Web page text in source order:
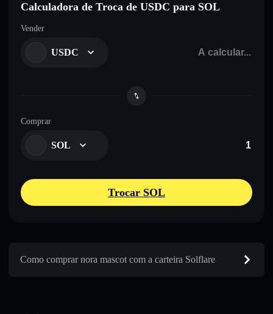
Calculadora de Troca de USDC para SOL
Vender
USDC
Comprar
SOL
Trocar SOL
Como comprar nora mascot com a carteira Solflare